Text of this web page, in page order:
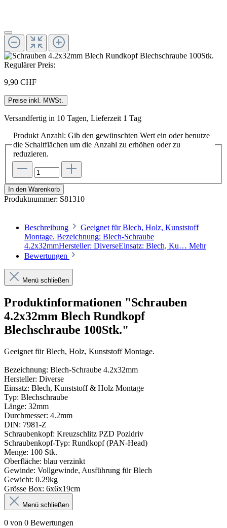
Regulärer Preis:
9,90 CHF
Preise inkl. MWSt.
Versandfertig in 10 Tagen, Lieferzeit 1 Tag
Produkt Anzahl: Gib den gewünschten Wert ein oder benutze
die Schaltflächen um die Anzahl zu erhöhen oder zu
reduzieren.
In den Warenkorb
Produktnummer: S81310
Beschreibung
Geeignet für Blech, Holz, Kunststoff
Montage. Bezeichnung: Blech-Schraube
4.2x32mmHersteller: DiverseEinsatz: Blech, Ku… Mehr
Bewertungen
Menü schließen
Produktinformationen "Schrauben
4.2x32mm Blech Rundkopf
Blechschraube 100Stk."
Geeignet für Blech, Holz, Kunststoff Montage.
Bezeichnung: Blech-Schraube 4.2x32mm
Hersteller: Diverse
Einsatz: Blech, Kunststoff & Holz Montage
Typ: Blechschraube
Länge: 32mm
Durchmesser: 4.2mm
DIN: 7981-Z
Schraubenkopf: Kreuzschlitz PZD Pozidriv
Schraubenkopf-Typ: Rundkopf (PAN-Head)
Menge: 100 Stk.
Oberfläche: blau verzinkt
Gewinde: Vollgewinde, Ausführung für Blech
Gewicht: 0.29kg
Grösse Box: 6x6x19cm
Menü schließen
0 von 0 Bewertungen